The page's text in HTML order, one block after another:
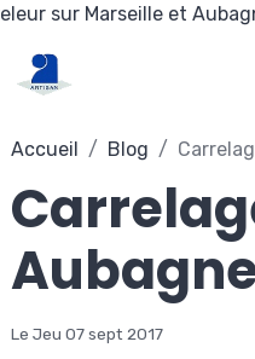
sur Marseille et
Accueil Blog
Le Jeu 07 sept 2017